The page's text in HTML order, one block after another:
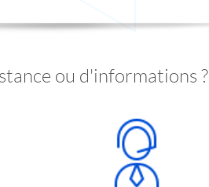
ou d'informations ?